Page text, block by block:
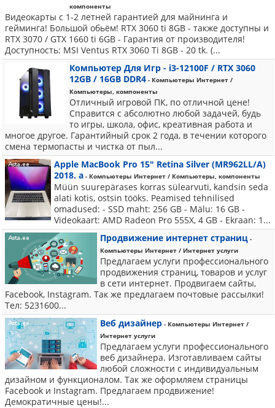
компоненты
Видеокарты с 1-2 летней гарантией для майнинга и
гейминга! Большой обьём! RTX 3060 ti 8GB - также доступны и
RTX 3070 / GTX 1660 ti 6GB - Гарантия от производителя!
Доступность: MSI Ventus RTX 3060 Ti 8GB - 20 tk. (...
Компьютер Для Игр - i3-12100F / RTX 3060
12GB / 16GB DDR4 - Компьютеры Интернет /
Компьютеры, компоненты
Отличный игровой ПК, по отличной цене!
Справится с абсолютно любой задачей, будь
то игры, школа, офис, креативная работа и
многое другое. Гарантийный срок 2 года, в течении которого
смена термопасты и чистка от пыл...
Apple MacBook Pro 15" Retina Silver (MR962LL/A)
2018. a - Компьютеры Интернет / Компьютеры, компоненты
Müün suurepärases korras sülearvuti, kandsin seda
alati kotis, ostsin tööks. Peamised tehnilised
omadused: - SSD maht: 256 GB - Mälu: 16 GB -
Videokaart: AMD Radeon Pro 555X, 4 GB - Ekraan: 1...
Продвижение интернет страниц -
Компьютеры Интернет / Интернет услуги
Предлагаем услуги профессионального
продвижения страниц, товаров и услуг
в сети интернет. Продвигаем сайты,
Facebook, Instagram. Так же предлагаем почтовые рассылки!
Тел: 5231600...
Веб дизайнер - Компьютеры Интернет /
Интернет услуги
Предлагаем услуги профессионального
веб дизайнера. Изготавливаем сайты
любой сложности с индивидуальным
дизайном и функционалом. Так же оформляем страницы
Facebook и Instagram. Предлагаем продвижение!
Демократичные цены!...